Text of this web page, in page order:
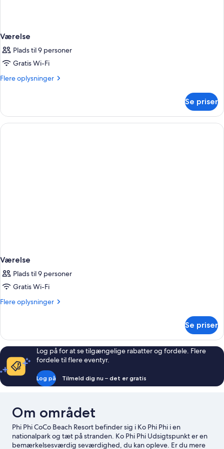
Værelse
Plads til 9 personer
Gratis Wi-Fi
Flere oplysninger
Flere
Se priser
Værelse
Plads til 9 personer
Gratis Wi-Fi
Flere oplysninger
Flere
Se priser
Log på for at se tilgængelige rabatter og fordele. Flere
fordele til flere eventyr.
Log på Tilmeld dig nu – det er gratis
Om området
Phi Phi CoCo Beach Resort befinder sig i Ko Phi Phi i en
nationalpark og tæt på stranden. Ko Phi Phi Udsigtspunkt er en
bemærkelsesværdig seværdighed, du kan opleve. Er du mere